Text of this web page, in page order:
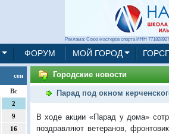
Реклама: Союз мастеров спорта ИНН
ФОРУМ МОЙ ГОРОД
сен
Вс
2
9
16
Городские новости
Парад под окном
В ходе акции «Парад у дома»
поздравляют ветеранов,